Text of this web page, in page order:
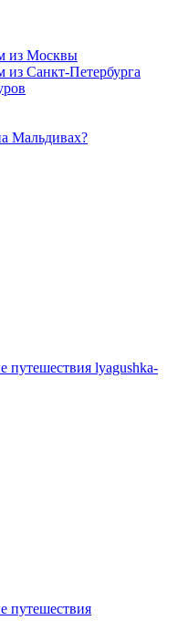
из Москвы
Санкт-Петербурга
Мальдивах?
lyagushka-